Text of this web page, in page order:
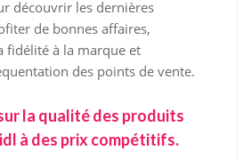
découvrir les dernières
de bonnes affaires,
fidélité à la marque et
des points de vente.
la qualité des produits
à des prix compétitifs.